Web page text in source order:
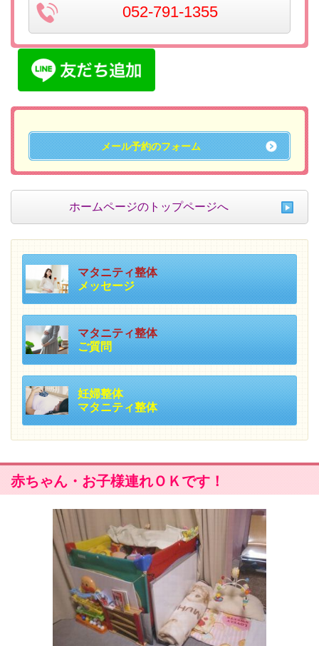
052-791-1355
メール予約のフォーム
ホームページのトップページへ
マタニティ整体
メッセージ
マタニティ整体
ご質問
妊婦整体
マタニティ整体
赤ちゃん・お子様連れＯＫです！